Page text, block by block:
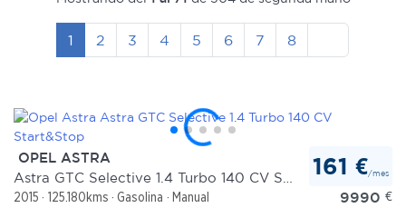
1 2 3 4 5 6 7 8
OPEL ASTRA
2015 125.180kms Gasolina
Manual
161 €/mes
9990 €